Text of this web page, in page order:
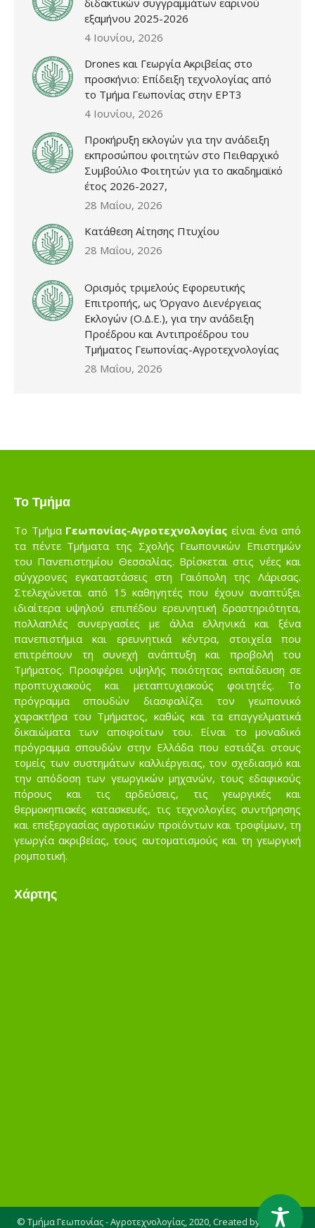
διδακτικών συγγραμμάτων εαρινού
εξαμήνου 2025-2026
4 Ιουνίου, 2026
Drones και Γεωργία Ακριβείας στο
προσκήνιο: Επίδειξη τεχνολογίας από
το Τμήμα Γεωπονίας στην ΕΡΤ3
4 Ιουνίου, 2026
Προκήρυξη εκλογών για την ανάδειξη
εκπροσώπου φοιτητών στο Πειθαρχικό
Συμβούλιο Φοιτητών για το ακαδημαϊκό
έτος 2026-2027,
28 Μαΐου, 2026
Κατάθεση Αίτησης Πτυχίου
28 Μαΐου, 2026
Ορισμός τριμελούς Εφορευτικής
Επιτροπής, ως Όργανο Διενέργειας
Εκλογών (Ο.Δ.Ε.), για την ανάδειξη
Προέδρου και Αντιπροέδρου του
Τμήματος Γεωπονίας-Αγροτεχνολογίας
28 Μαΐου, 2026
Το Τμήμα
Το Τμήμα Γεωπονίας-Αγροτεχνολογίας είναι ένα από
τα πέντε Τμήματα της Σχολής Γεωπονικών Επιστημών
του Πανεπιστημίου Θεσσαλίας. Βρίσκεται στις νέες και
σύγχρονες εγκαταστάσεις στη Γαιόπολη της Λάρισας.
Στελεχώνεται από 15 καθηγητές που έχουν αναπτύξει
ιδιαίτερα υψηλού επιπέδου ερευνητική δραστηριότητα,
πολλαπλές συνεργασίες με άλλα ελληνικά και ξένα
πανεπιστήμια και ερευνητικά κέντρα, στοιχεία που
επιτρέπουν τη συνεχή ανάπτυξη και προβολή του
Τμήματος. Προσφέρει υψηλής ποιότητας εκπαίδευση σε
προπτυχιακούς και μεταπτυχιακούς φοιτητές. Το
πρόγραμμα σπουδών διασφαλίζει τον γεωπονικό
χαρακτήρα του Τμήματος, καθώς και τα επαγγελματικά
δικαιώματα των αποφοίτων του. Είναι το μοναδικό
πρόγραμμα σπουδών στην Ελλάδα που εστιάζει στους
τομείς των συστημάτων καλλιέργειας, τον σχεδιασμό και
την απόδοση των γεωργικών μηχανών, τους εδαφικούς
πόρους και τις αρδεύσεις, τις γεωργικές και
θερμοκηπιακές κατασκευές, τις τεχνολογίες συντήρησης
και επεξεργασίας αγροτικών προϊόντων και τροφίμων, τη
γεωργία ακριβείας, τους αυτοματισμούς και τη γεωργική
ρομποτική.
Χάρτης
© Τμήμα Γεωπονίας - Αγροτεχνολογίας, 2020,Created by AGENSO